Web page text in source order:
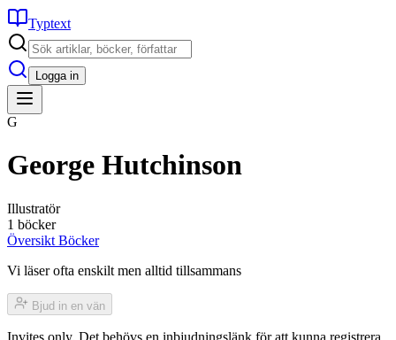
Typtext
Logga in
G
George Hutchinson
Illustratör
1 böcker
Översikt Böcker
Vi läser ofta enskilt men alltid tillsammans
Bjud in en vän
Invites only. Det behövs en inbjudningslänk för att kunna registrera